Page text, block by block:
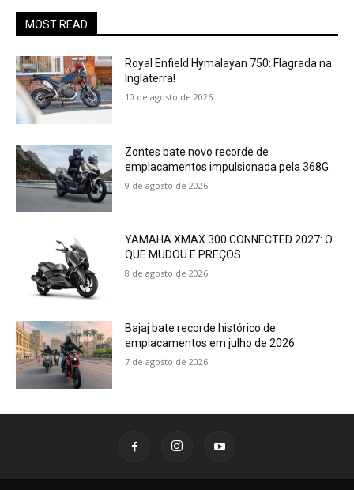
MOST READ
Royal Enfield Hymalayan 750: Flagrada na
Inglaterra!
10 de agosto de 2026
Zontes bate novo recorde de
emplacamentos impulsionada pela 368G
9 de agosto de 2026
YAMAHA XMAX 300 CONNECTED 2027: O
QUE MUDOU E PREÇOS
8 de agosto de 2026
Bajaj bate recorde histórico de
emplacamentos em julho de 2026
7 de agosto de 2026